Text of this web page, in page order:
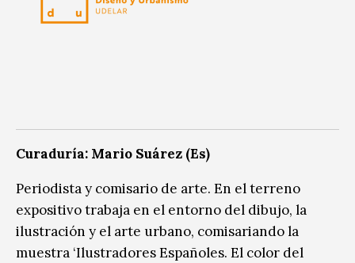
Curaduría: Mario Suárez (Es)
Periodista y comisario de arte. En el terreno
expositivo trabaja en el entorno del dibujo, la
ilustración y el arte urbano, comisariando la
muestra ‘Ilustradores Españoles. El color del